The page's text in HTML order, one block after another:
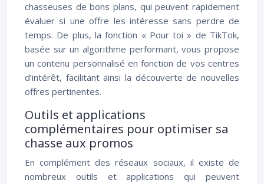
chasseuses de bons plans, qui peuvent rapidement
évaluer si une offre les intéresse sans perdre de
temps. De plus, la fonction « Pour toi » de TikTok,
basée sur un algorithme performant, vous propose
un contenu personnalisé en fonction de vos centres
d’intérêt, facilitant ainsi la découverte de nouvelles
offres pertinentes.
Outils et applications
complémentaires pour optimiser sa
chasse aux promos
En complément des réseaux sociaux, il existe de
nombreux outils et applications qui peuvent